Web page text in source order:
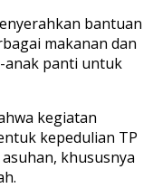
bantuan
makanan dan
anak panti untuk
kegiatan
kepedulian TP
khususnya